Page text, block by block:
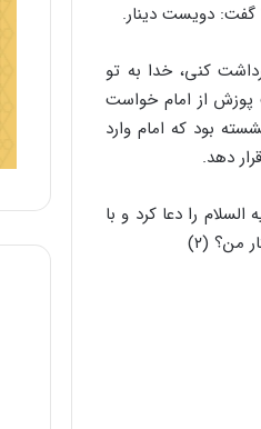
گفت: دویست دینار.
کنی، خدا به تو
پوزش از امام خواست
بود که امام وارد
دهد.
را دعا کرد و با
من؟ (۲)